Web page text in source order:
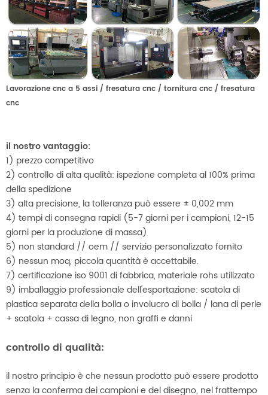
Lavorazione cnc a 5 assi / fresatura cnc / tornitura cnc / fresatura
cnc
il nostro vantaggio:
1) prezzo competitivo
2) controllo di alta qualità: ispezione completa al 100% prima
della spedizione
3) alta precisione, la tolleranza può essere ± 0,002 mm
4) tempi di consegna rapidi (5-7 giorni per i campioni, 12-15
giorni per la produzione di massa)
5) non standard // oem // servizio personalizzato fornito
6) nessun moq, piccola quantità è accettabile.
7) certificazione iso 9001 di fabbrica, materiale rohs utilizzato
9) imballaggio professionale dell'esportazione: scatola di
plastica separata della bolla o involucro di bolla / lana di perle
+ scatola + cassa di legno, non graffi e danni
controllo di qualità:
il nostro principio è che nessun prodotto può essere prodotto
senza la conferma dei campioni e del disegno, nel frattempo